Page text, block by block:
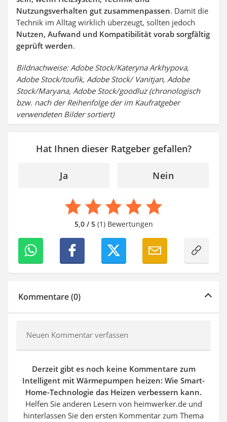
Nutzungsverhalten gut zusammenpassen. Damit die
Technik im Alltag wirklich überzeugt, sollten jedoch
Nutzen, Aufwand und Kompatibilität vorab sorgfältig
geprüft werden.
Bildnachweise: Adobe Stock/Kateryna Arkhypova,
Adobe Stock/toufik, Adobe Stock/ Vanitjan, Adobe
Stock/Maryana, Adobe Stock/goodluz (chronologisch
bzw. nach der Reihenfolge der im Kaufratgeber
verwendeten Bilder sortiert)
Hat Ihnen dieser Ratgeber gefallen?
Ja Nein
5,0 / 5(1) Bewertungen
Kommentare (0)
Neuen Kommentar verfassen
Derzeit gibt es noch keine Kommentare zum
Intelligent mit Wärmepumpen heizen: Wie Smart-
Home-Technologie das Heizen verbessern kann.
Helfen Sie anderen Lesern von heimwerker.de und
hinterlassen Sie den ersten Kommentar zum Thema